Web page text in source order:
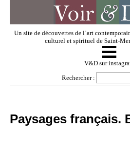
Un site de découvertes de l’art
culturel et spirituel de Saint-
V & D
☰
V&D sur
Rechercher :
Paysages français.